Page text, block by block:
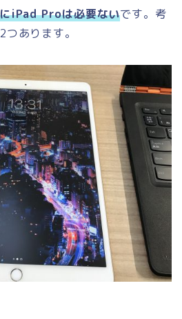
iPad Proは必要ないです。考
あります。